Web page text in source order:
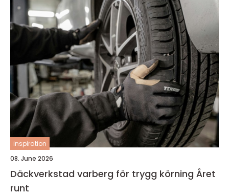
inspiration
08. June 2026
Däckverkstad varberg för trygg körning Året
runt